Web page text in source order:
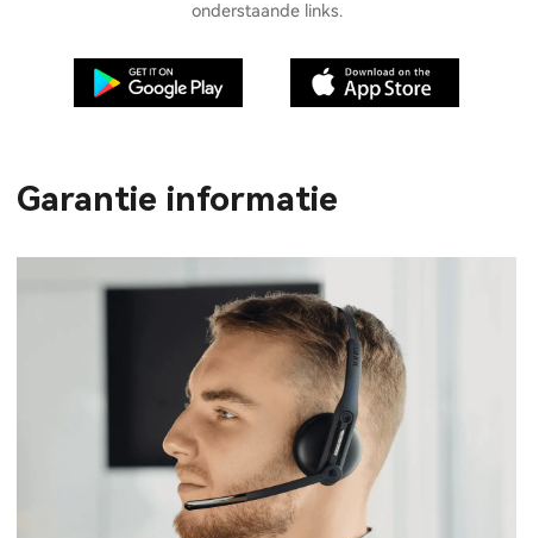
onderstaande links.
Garantie informatie